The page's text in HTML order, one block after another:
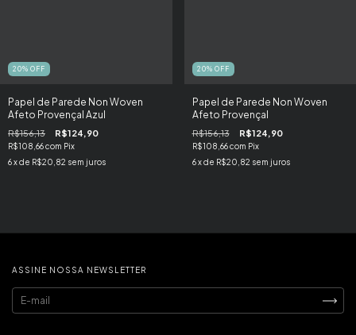
20% OFF
Papel de Parede Non Woven
Afeto Provençal Azul
R$156,13 R$124,90
R$108,66com Pix
6x de R$20,82 sem juros
20% OFF
Papel de Parede Non Woven
Afeto Provençal
R$156,13 R$124,90
R$108,66com Pix
6 x de R$20,82 sem juros
ASSINE NOSSA NEWSLETTER